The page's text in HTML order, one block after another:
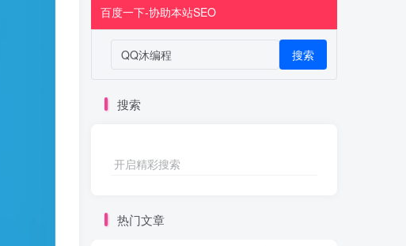
百度一下-协助本站SEO
搜索
搜索
开启精彩搜索
热门文章